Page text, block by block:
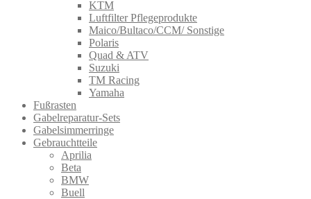
KTM
Luftfilter Pflegeprodukte
Maico/Bultaco/CCM/ Sonstige
Polaris
Quad & ATV
Suzuki
TM Racing
Yamaha
Fußrasten
Gabelreparatur-Sets
Gabelsimmerringe
Gebrauchtteile
Aprilia
Beta
BMW
Buell